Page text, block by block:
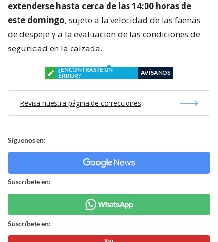
extenderse hasta cerca de las 14:00 horas de
este domingo, sujeto a la velocidad de las faenas
de despeje y a la evaluación de las condiciones de
seguridad en la calzada.
¿ENCONTRASTE UN
ERROR?
AVÍSANOS
Revisa nuestra página de correcciones
Síguenos en:
Suscríbete en:
Suscríbete en: